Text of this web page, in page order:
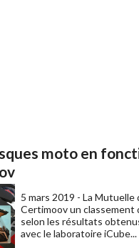
moto en
5 mars 2019 - La Mutuelle
Certimoov un classement
selon les résultats
avec le laboratoire